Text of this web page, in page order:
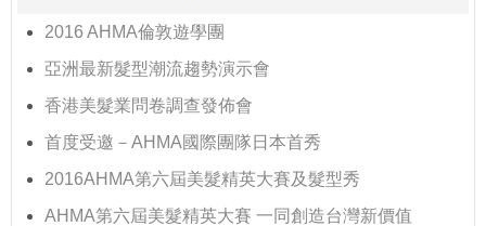
2016 AHMA倫敦遊學團
亞洲最新髮型潮流趨勢演示會
香港美髮業問卷調查發佈會
首度受邀－AHMA國際團隊日本首秀
2016AHMA第六屆美髮精英大賽及髮型秀
AHMA第六屆美髮精英大賽 一同創造台灣新價值